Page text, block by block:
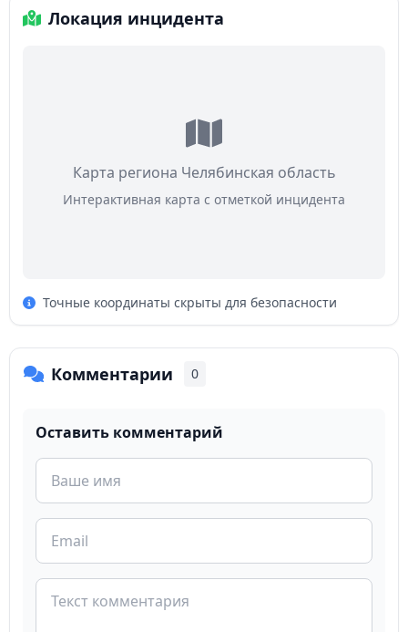
Локация инцидента
Карта региона Челябинская область
Интерактивная карта с отметкой инцидента
Точные координаты скрыты для безопасности
Комментарии 0
Оставить комментарий